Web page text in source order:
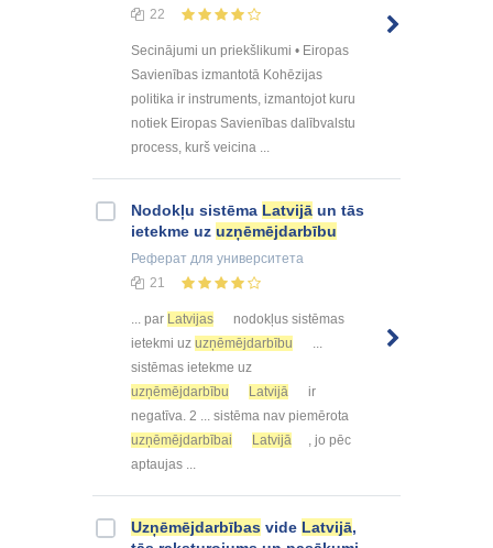
22
Secinājumi un priekšlikumi • Eiropas
Savienības izmantotā Kohēzijas
politika ir instruments, izmantojot kuru
notiek Eiropas Savienības dalībvalstu
process, kurš veicina ...
Nodokļu sistēma Latvijā un tās
ietekme uz uzņēmējdarbību
Реферат для университета
21
... par Latvijas
nodokļus sistēmas
ietekmi uz uzņēmējdarbību
...
sistēmas ietekme uz
uzņēmējdarbību
Latvijā
ir
negatīva. 2 ... sistēma nav piemērota
uzņēmējdarbībai
Latvijā
, jo pēc
aptaujas ...
Uzņēmējdarbības vide Latvijā,